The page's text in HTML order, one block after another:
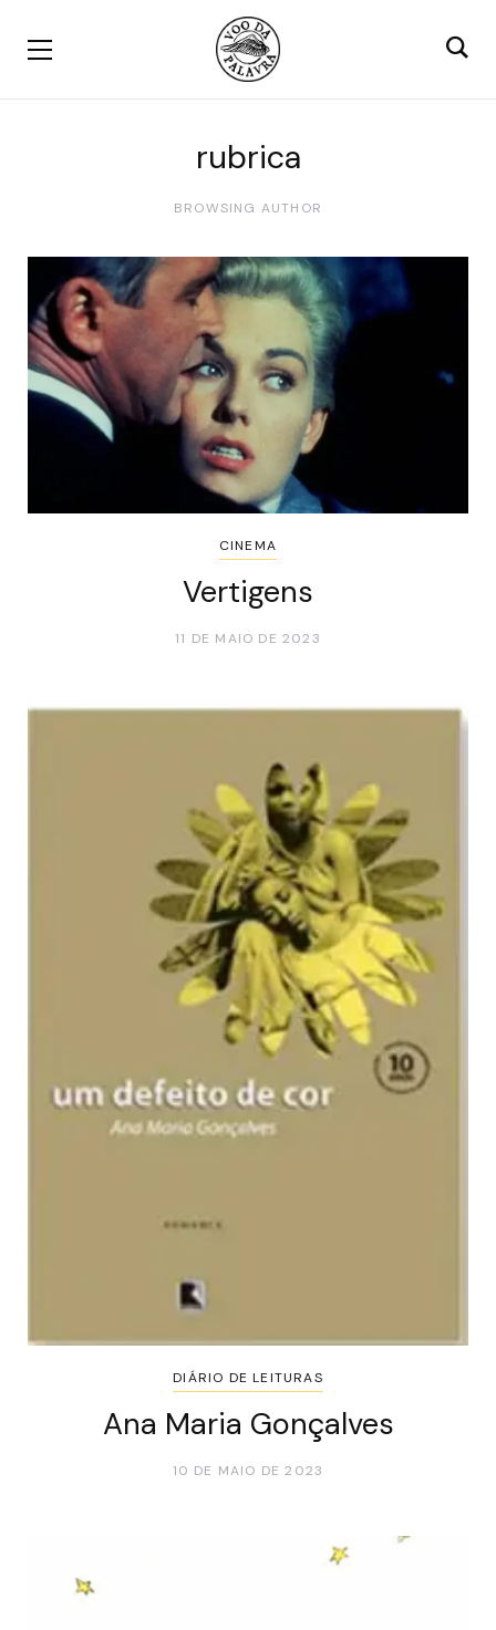
rubrica
BROWSING AUTHOR
CINEMA
Vertigens
11 DE MAIO DE 2023
DIÁRIO DE LEITURAS
Ana Maria Gonçalves
10 DE MAIO DE 2023